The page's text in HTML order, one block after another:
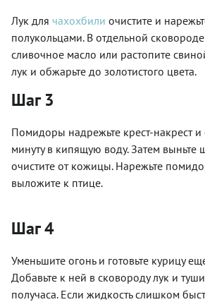
Лук для чахохбили очистите и
полукольцами. В отдельной
сливочное масло или растопите
лук и обжарьте до золотистого цвета.
Шаг 3
Помидоры надрежьте крест-накрест и
минуту в кипящую воду. Затем выньте
очистите от кожицы. Нарежьте
выложите к птице.
Шаг 4
Уменьшите огонь и готовьте курицу
Добавьте к ней в сковороду лук и
получаса. Если жидкость слишком